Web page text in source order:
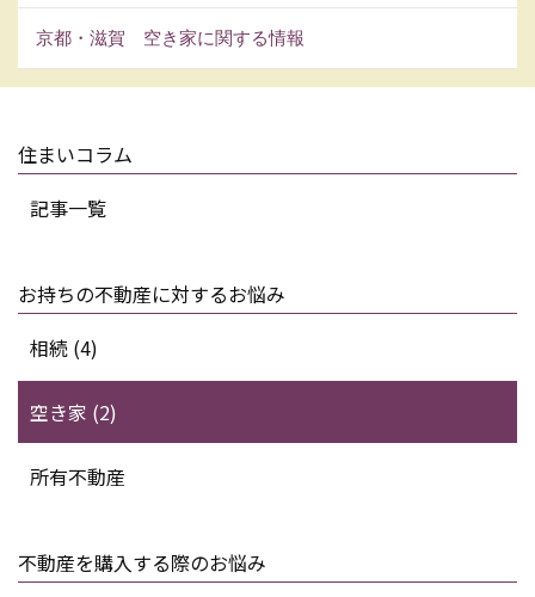
京都・滋賀 空き家に関する情報
住まいコラム
記事一覧
お持ちの不動産に対するお悩み
相続 (4)
空き家 (2)
所有不動産
不動産を購入する際のお悩み